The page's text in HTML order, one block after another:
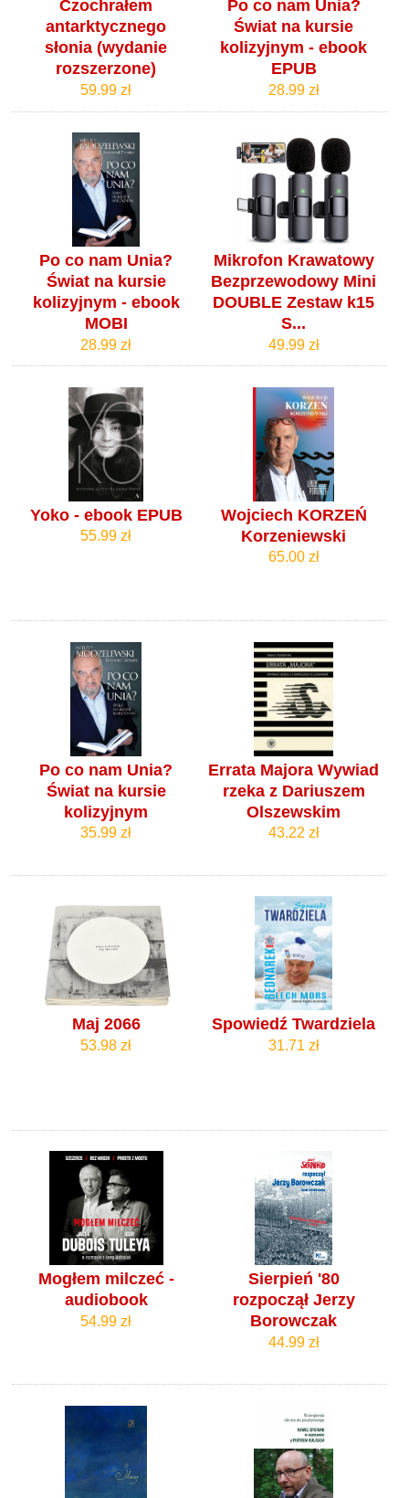
Czochrałem
antarktycznego
słonia (wydanie
rozszerzone)
59.99 zł
Po co nam Unia?
Świat na kursie
kolizyjnym - ebook
EPUB
28.99 zł
Po co nam Unia?
Świat na kursie
kolizyjnym - ebook
MOBI
28.99 zł
Mikrofon Krawatowy
Bezprzewodowy Mini
DOUBLE Zestaw k15
S...
49.99 zł
Yoko - ebook EPUB
55.99 zł
Wojciech KORZEŃ
Korzeniewski
65.00 zł
Po co nam Unia?
Świat na kursie
kolizyjnym
35.99 zł
Errata Majora Wywiad
rzeka z Dariuszem
Olszewskim
43.22 zł
Maj 2066
53.98 zł
Spowiedź Twardziela
31.71 zł
Mogłem milczeć -
audiobook
54.99 zł
Sierpień '80
rozpoczął Jerzy
Borowczak
44.99 zł